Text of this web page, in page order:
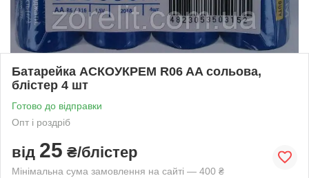
Батарейка АСКОУКРЕМ R06 AA сольова,
блістер 4 шт
Готово до відправки
Опт і роздріб
від 25 ₴/блістер
Мінімальна сума замовлення на сайті — 400 ₴